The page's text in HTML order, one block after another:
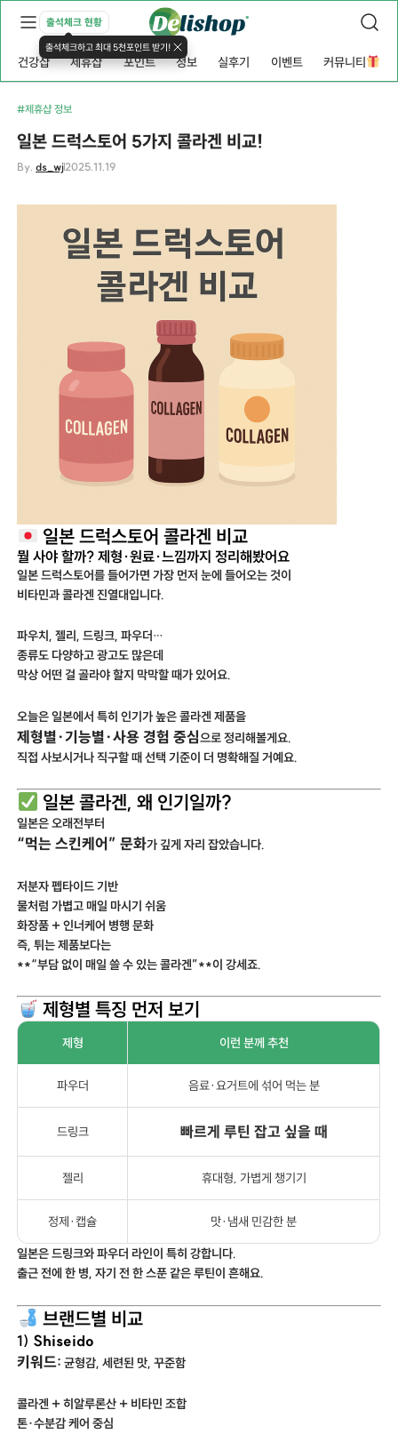
출석체크 현황
출석체크하고 최대 5천포인트 받기!
건강샵 제휴샵 포인트 정보 실후기 이벤트 커뮤니티
#제휴샵 정보
일본 드럭스토어 5가지 콜라겐 비교!
By.ds_wj2025.11.19
일본 드럭스토어 콜라겐 비교
뭘 사야 할까? 제형·원료·느낌까지 정리해봤어요
일본 드럭스토어를 들어가면 가장 먼저 눈에 들어오는 것이
비타민과 콜라겐 진열대입니다.
파우치, 젤리, 드링크, 파우더…
종류도 다양하고 광고도 많은데
막상 어떤 걸 골라야 할지 막막할 때가 있어요.
오늘은 일본에서 특히 인기가 높은 콜라겐 제품을
제형별·기능별·사용 경험 중심으로 정리해볼게요.
직접 사보시거나 직구할 때 선택 기준이 더 명확해질 거예요.
일본 콜라겐, 왜 인기일까?
일본은 오래전부터
“먹는 스킨케어” 문화가 깊게 자리 잡았습니다.
저분자 펩타이드 기반
물처럼 가볍고 매일 마시기 쉬움
화장품 + 인너케어 병행 문화
즉, 튀는 제품보다는
**“부담 없이 매일 쓸 수 있는 콜라겐”**이 강세죠.
제형별 특징 먼저 보기
제형 이런 분께 추천
파우더 음료·요거트에 섞어 먹는 분
드링크 빠르게 루틴 잡고 싶을 때
젤리 휴대형, 가볍게 챙기기
정제·캡슐
맛·냄새 민감한 분
일본은 드링크와 파우더 라인이 특히 강합니다.
출근 전에 한 병, 자기 전 한 스푼 같은 루틴이 흔해요.
브랜드별 비교
1) Shiseido
키워드: 균형감, 세련된 맛, 꾸준함
콜라겐 + 히알루론산 + 비타민 조합
톤·수분감 케어 중심